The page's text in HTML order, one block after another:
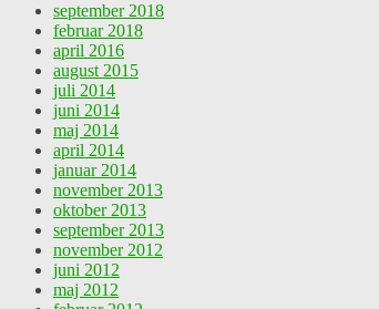
september 2018
februar 2018
april 2016
august 2015
juli 2014
juni 2014
maj 2014
april 2014
januar 2014
november 2013
oktober 2013
september 2013
november 2012
juni 2012
maj 2012